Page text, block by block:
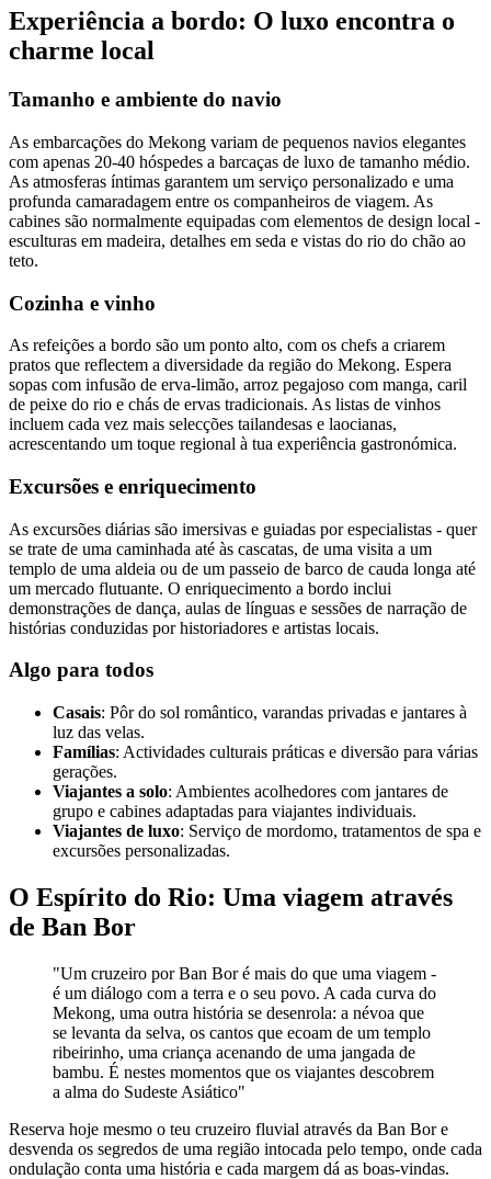
Experiência a bordo: O luxo encontra o
charme local
Tamanho e ambiente do navio
As embarcações do Mekong variam de pequenos navios elegantes
com apenas 20-40 hóspedes a barcaças de luxo de tamanho médio.
As atmosferas íntimas garantem um serviço personalizado e uma
profunda camaradagem entre os companheiros de viagem. As
cabines são normalmente equipadas com elementos de design local -
esculturas em madeira, detalhes em seda e vistas do rio do chão ao
teto.
Cozinha e vinho
As refeições a bordo são um ponto alto, com os chefs a criarem
pratos que reflectem a diversidade da região do Mekong. Espera
sopas com infusão de erva-limão, arroz pegajoso com manga, caril
de peixe do rio e chás de ervas tradicionais. As listas de vinhos
incluem cada vez mais selecções tailandesas e laocianas,
acrescentando um toque regional à tua experiência gastronómica.
Excursões e enriquecimento
As excursões diárias são imersivas e guiadas por especialistas - quer
se trate de uma caminhada até às cascatas, de uma visita a um
templo de uma aldeia ou de um passeio de barco de cauda longa até
um mercado flutuante. O enriquecimento a bordo inclui
demonstrações de dança, aulas de línguas e sessões de narração de
histórias conduzidas por historiadores e artistas locais.
Algo para todos
Casais: Pôr do sol romântico, varandas privadas e jantares à
luz das velas.
Famílias: Actividades culturais práticas e diversão para várias
gerações.
Viajantes a solo: Ambientes acolhedores com jantares de
grupo e cabines adaptadas para viajantes individuais.
Viajantes de luxo: Serviço de mordomo, tratamentos de spa e
excursões personalizadas.
O Espírito do Rio: Uma viagem através
de Ban Bor
"Um cruzeiro por Ban Bor é mais do que uma viagem -
é um diálogo com a terra e o seu povo. A cada curva do
Mekong, uma outra história se desenrola: a névoa que
se levanta da selva, os cantos que ecoam de um templo
ribeirinho, uma criança acenando de uma jangada de
bambu. É nestes momentos que os viajantes descobrem
a alma do Sudeste Asiático"
Reserva hoje mesmo o teu cruzeiro fluvial através da Ban Bor e
desvenda os segredos de uma região intocada pelo tempo, onde cada
ondulação conta uma história e cada margem dá as boas-vindas.